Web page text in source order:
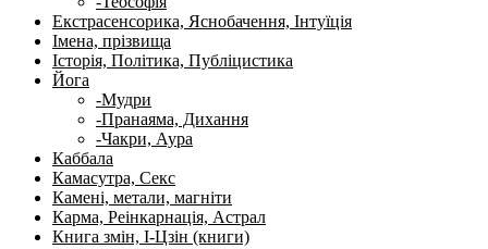
Екстрасенсорика, Яснобачення, Інтуїція
Імена, прізвища
Історія, Політика, Публіцистика
Йога
-Мудри
-Пранаяма, Дихання
-Чакри, Аура
Каббала
Камасутра, Секс
Камені, метали, магніти
Карма, Реінкарнація, Астрал
Книга змін, І-Цзін (книги)